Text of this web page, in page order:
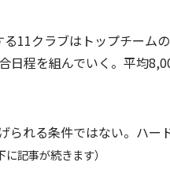
11クラブはトップチーム
日程を組んでいく。平均
られる条件ではない。ハー
に記事が続きます）